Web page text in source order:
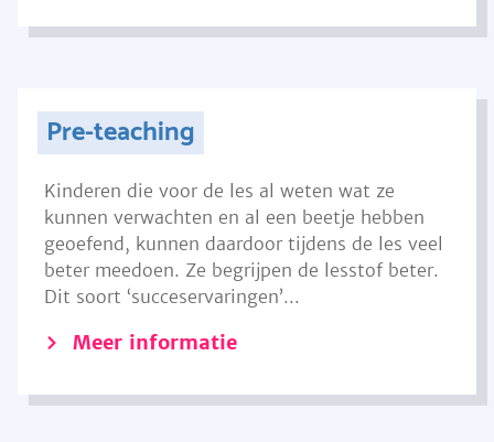
Pre-teaching
Kinderen die voor de les al weten wat ze
kunnen verwachten en al een beetje hebben
geoefend, kunnen daardoor tijdens de les veel
beter meedoen. Ze begrijpen de lesstof beter.
Dit soort ‘succeservaringen’...
Meer informatie